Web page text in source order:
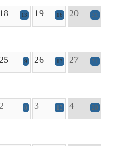
18 13 19 16 20 31
25 9 26 13 27 31
2 8 3 13 4 20